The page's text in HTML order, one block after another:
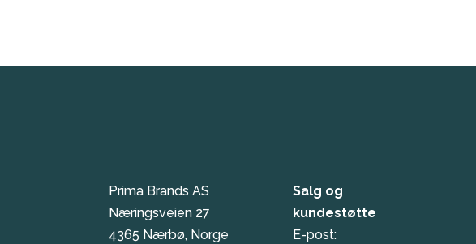
Prima Brands AS
Næringsveien 27
4365 Nærbø, Norge
Salg og
kundestøtte
E-post: